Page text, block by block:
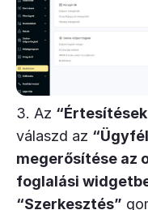
3. Az
válaszd az
megerősítése az
foglalási
“Szerkesztés”